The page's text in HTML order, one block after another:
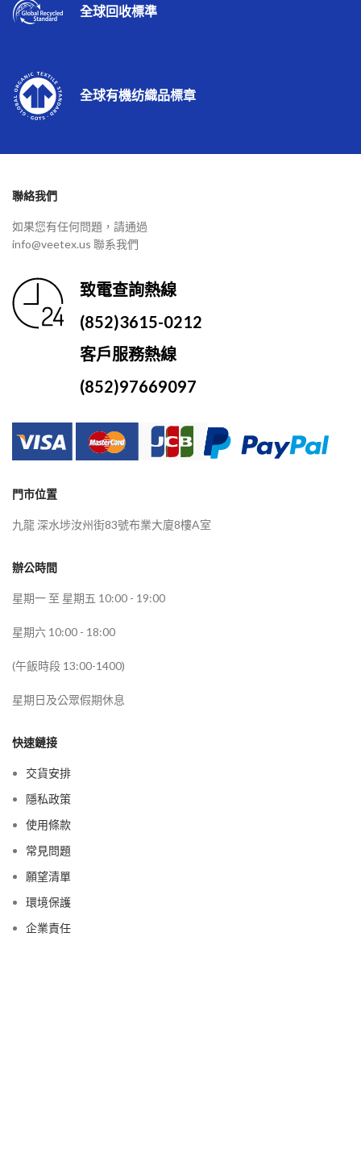
全球回收標準
全球有機纺織品標章
聯絡我們
如果您有任何問題，請通過
info@veetex.us 聯系我們
致電查詢熱線
(852)3615-0212
客戶服務熱線
(852)97669097
門市位置
九龍 深水埗汝州街83號布業大廈8樓A室
辦公時間
星期一 至 星期五 10:00 - 19:00
星期六 10:00 - 18:00
(午飯時段 13:00-1400)
星期日及公眾假期休息
快速鏈接
交貨安排
隱私政策
使用條款
常見問題
願望清單
環境保護
企業責任